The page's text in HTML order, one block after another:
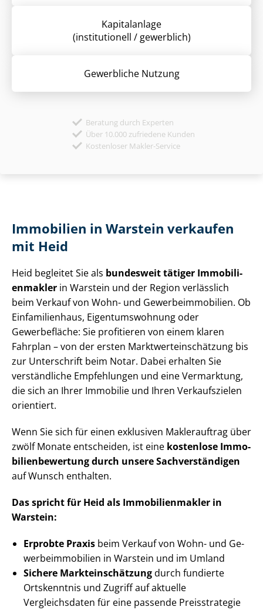
Kapitalanlage
(institutionell / gewerblich)
Gewerbliche Nutzung
Beratung durch Experten
Über 10.000 zufriedene Kunden
Kostenloser Makler-Service
Immobilien in Warstein verkaufen
mit Heid
Heid begleitet Sie als bundesweit tätiger Im­mo­bi­li­
en­mak­ler in Warstein und der Region verlässlich
beim Verkauf von Wohn- und Ge­wer­be­im­mo­bi­li­en. Ob
Einfamilienhaus, Ei­gen­tums­woh­nung oder
Gewerbefläche: Sie profitieren von einem klaren
Fahrplan – von der ersten Markt­wert­ein­schät­zung bis
zur Unterschrift beim Notar. Dabei erhalten Sie
verständliche Empfehlungen und eine Vermarktung,
die sich an Ihrer Immobilie und Ihren Verkaufszielen
orientiert.
Wenn Sie sich für einen exklusiven Maklerauftrag über
zwölf Monate entscheiden, ist eine kostenlose Im­mo­
bi­li­en­be­wer­tung durch unsere Sach­ver­stän­di­gen
auf Wunsch enthalten.
Das spricht für Heid als Im­mo­bi­li­en­mak­ler in
Warstein:
Erprobte Praxis beim Verkauf von Wohn- und Ge­
wer­be­im­mo­bi­li­en in Warstein und im Umland
Sichere Markt­ein­schät­zungdurch fundierte
Ortskenntnis und Zugriff auf aktuelle
Vergleichsdaten für eine passende Preisstrategie